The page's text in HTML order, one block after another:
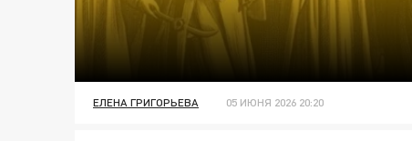
ЕЛЕНА ГРИГОРЬЕВА 05 ИЮНЯ 2026 20:20